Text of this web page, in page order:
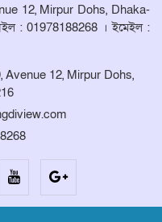
দুর্যোগ ব্যবস্থাপনা
12, Mirpur Dohs, Dhaka-
: 01978188268 । ইমেইল :
Avenue 12, Mirpur Dohs,